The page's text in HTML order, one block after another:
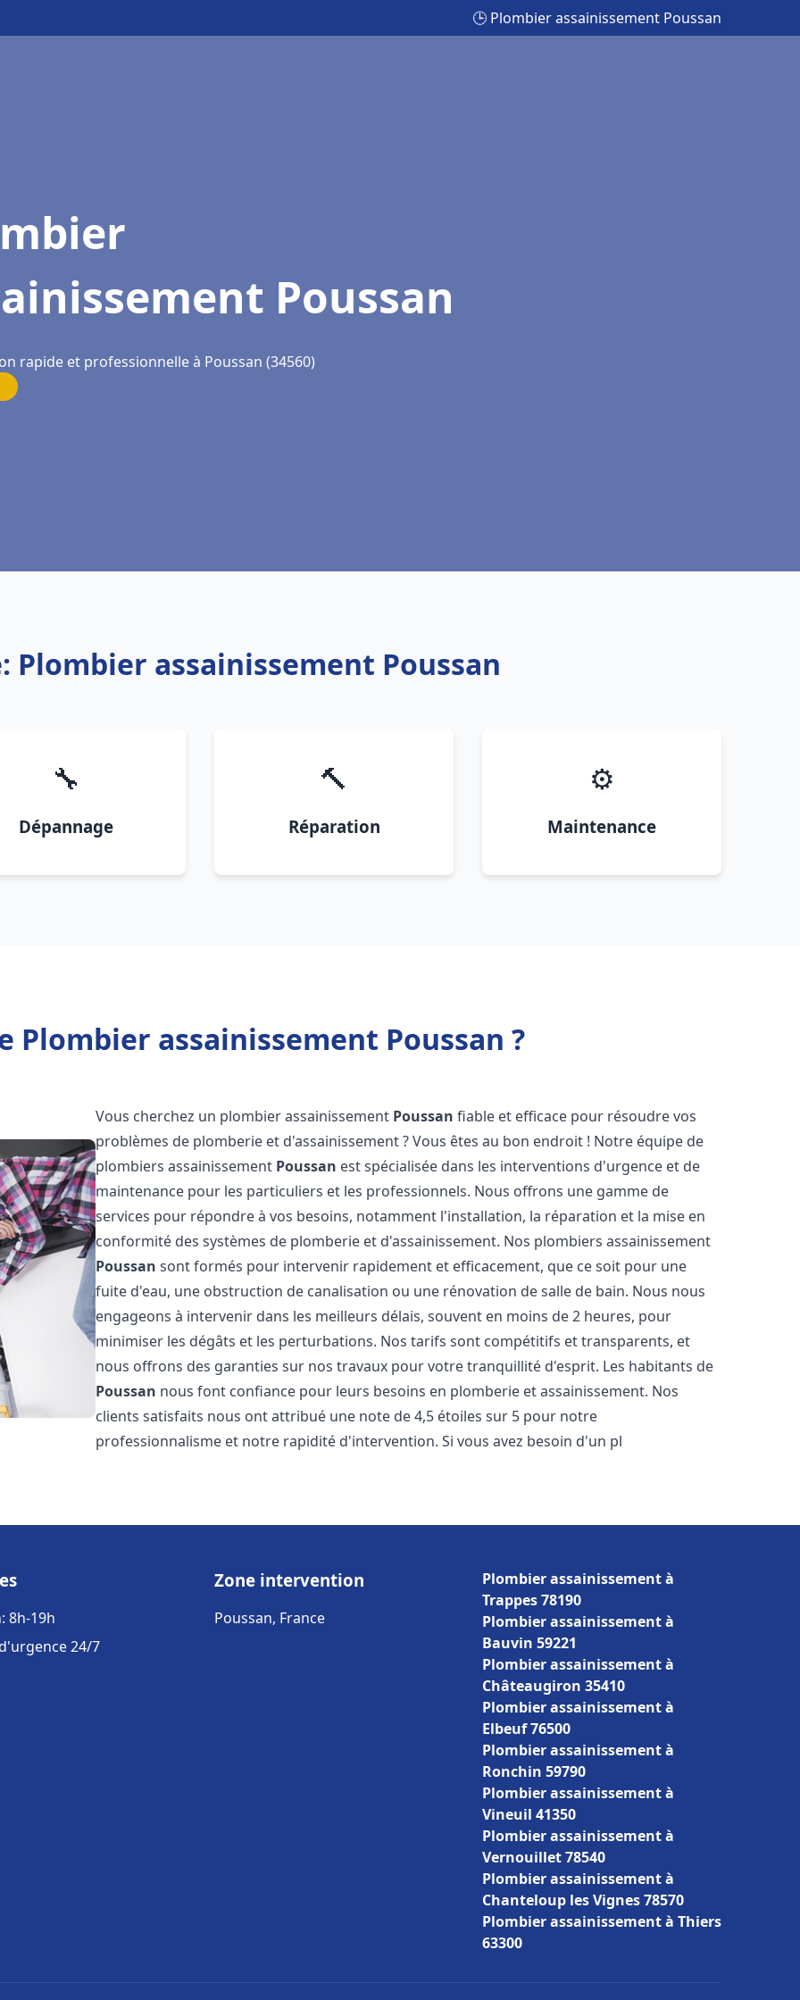
🕒 Plombier assainissement Poussan
Poussan
rapide et professionnelle à Poussan (34560)
Plombier assainissement Poussan
🔧
Dépannage
🔨
Réparation
⚙️
Maintenance
Plombier assainissement Poussan ?
Vous cherchez un plombier assainissement Poussan fiable et efficace pour résoudre vos
problèmes de plomberie et d'assainissement ? Vous êtes au bon endroit ! Notre équipe de
plombiers assainissement Poussan est spécialisée dans les interventions d'urgence et de
maintenance pour les particuliers et les professionnels. Nous offrons une gamme de
services pour répondre à vos besoins, notamment l'installation, la réparation et la mise en
conformité des systèmes de plomberie et d'assainissement. Nos plombiers assainissement
Poussan sont formés pour intervenir rapidement et efficacement, que ce soit pour une
fuite d'eau, une obstruction de canalisation ou une rénovation de salle de bain. Nous nous
engageons à intervenir dans les meilleurs délais, souvent en moins de 2 heures, pour
minimiser les dégâts et les perturbations. Nos tarifs sont compétitifs et transparents, et
nous offrons des garanties sur nos travaux pour votre tranquillité d'esprit. Les habitants de
Poussan nous font confiance pour leurs besoins en plomberie et assainissement. Nos
clients satisfaits nous ont attribué une note de 4,5 étoiles sur 5 pour notre
professionnalisme et notre rapidité d'intervention. Si vous avez besoin d'un pl
8h-19h
24/7
Zone intervention
Poussan, France
Plombier assainissement à
Trappes 78190
Plombier assainissement à
Bauvin 59221
Plombier assainissement à
Châteaugiron 35410
Plombier assainissement à
Elbeuf 76500
Plombier assainissement à
Ronchin 59790
Plombier assainissement à
Vineuil 41350
Plombier assainissement à
Vernouillet 78540
Plombier assainissement à
Chanteloup les Vignes 78570
Plombier assainissement à Thiers
63300